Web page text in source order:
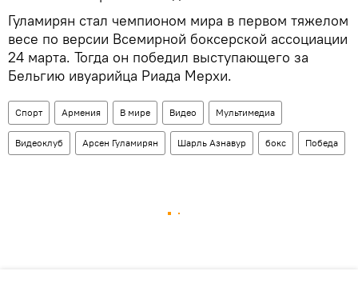
Гуламирян стал чемпионом мира в первом тяжелом
весе по версии Всемирной боксерской ассоциации
24 марта. Тогда он победил выступающего за
Бельгию ивуарийца Риада Мерхи.
Спорт Армения В мире Видео Мультимедиа
Видеоклуб Арсен Гуламирян Шарль Азнавур бокс Победа